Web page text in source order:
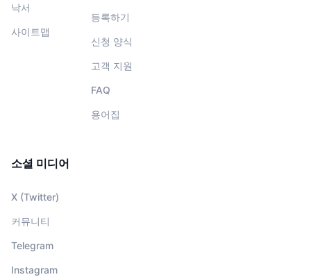
낙서
사이트맵
등록하기
신청 양식
고객 지원
FAQ
용어집
소셜 미디어
X (Twitter)
커뮤니티
Telegram
Instagram